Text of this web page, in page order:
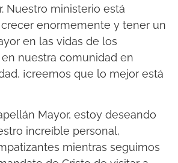
Nuestro ministerio está
enormemente y tener un
en las vidas de los
nuestra comunidad en
¡creemos que lo mejor está
Mayor, estoy deseando
increíble personal,
mientras seguimos